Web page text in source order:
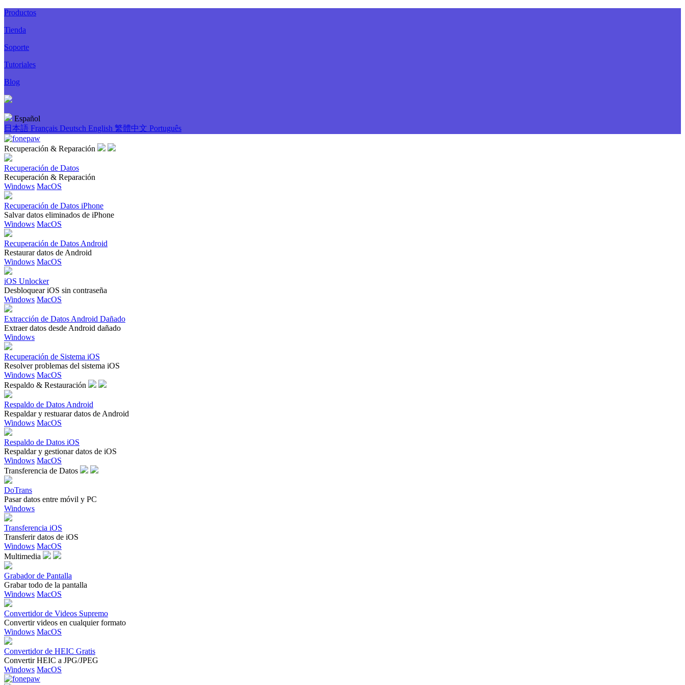
Productos
Tienda
Soporte
Tutoriales
Blog
Español
日本語 Français Deutsch English 繁體中文 Português
Recuperación & Reparación
Recuperación de Datos
Recuperación & Reparación
Windows MacOS
Recuperación de Datos iPhone
Salvar datos eliminados de iPhone
Windows MacOS
Recuperación de Datos Android
Restaurar datos de Android
Windows MacOS
iOS Unlocker
Desbloquear iOS sin contraseña
Windows MacOS
Extracción de Datos Android Dañado
Extraer datos desde Android dañado
Windows
Recuperación de Sistema iOS
Resolver problemas del sistema iOS
Windows MacOS
Respaldo & Restauración
Respaldo de Datos Android
Respaldar y restuarar datos de Android
Windows MacOS
Respaldo de Datos iOS
Respaldar y gestionar datos de iOS
Windows MacOS
Transferencia de Datos
DoTrans
Pasar datos entre móvil y PC
Windows
Transferencia iOS
Transferir datos de iOS
Windows MacOS
Multimedia
Grabador de Pantalla
Grabar todo de la pantalla
Windows MacOS
Convertidor de Videos Supremo
Convertir videos en cualquier formato
Windows MacOS
Convertidor de HEIC Gratis
Convertir HEIC a JPG/JPEG
Windows MacOS